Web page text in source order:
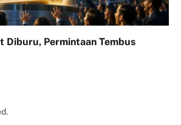
Diburu, Permintaan Tembus